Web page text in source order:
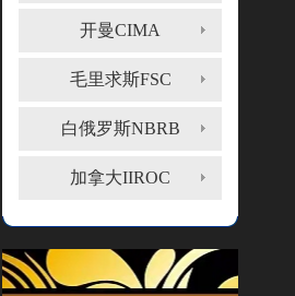
开曼CIMA
毛里求斯FSC
白俄罗斯NBRB
加拿大IIROC